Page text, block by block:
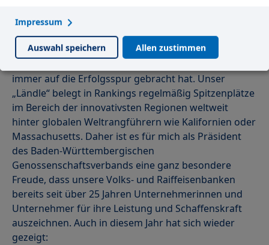
Es ist die Innovation der Menschen im Land der
immer auf die Erfolgsspur gebracht hat. Unser
„Ländle“ belegt in Rankings regelmäßig Spitzenplätze
im Bereich der innovativsten Regionen weltweit
hinter globalen Weltrangführern wie Kalifornien oder
Massachusetts. Daher ist es für mich als Präsident
des Baden-Württembergischen
Genossenschaftsverbands eine ganz besondere
Freude, dass unsere Volks- und Raiffeisenbanken
bereits seit über 25 Jahren Unternehmerinnen und
Unternehmer für ihre Leistung und Schaffenskraft
auszeichnen. Auch in diesem Jahr hat sich wieder
gezeigt:
Impressum
Auswahl speichern Allen zustimmen